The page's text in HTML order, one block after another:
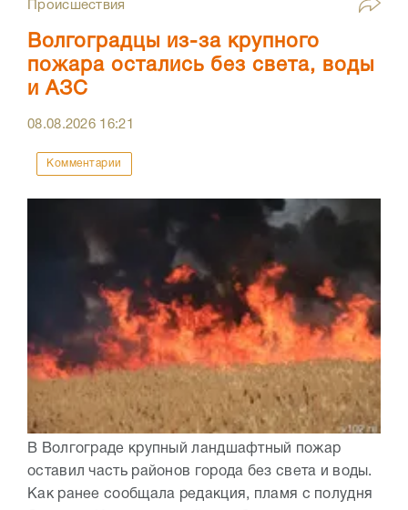
Происшествия
Волгоградцы из-за крупного
пожара остались без света, воды
и АЗС
08.08.2026 16:21
Комментарии
В Волгограде крупный ландшафтный пожар
оставил часть районов города без света и воды.
Как ранее сообщала редакция, пламя с полудня